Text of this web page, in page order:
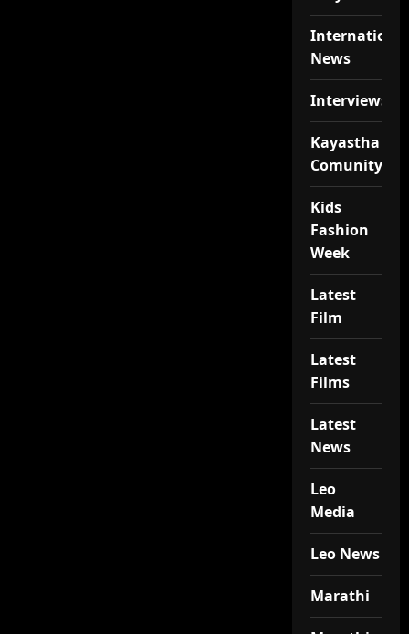
International
News
Interviews
Kayastha
Comunity
Kids
Fashion
Week
Latest
Film
Latest
Films
Latest
News
Leo
Media
Leo News
Marathi